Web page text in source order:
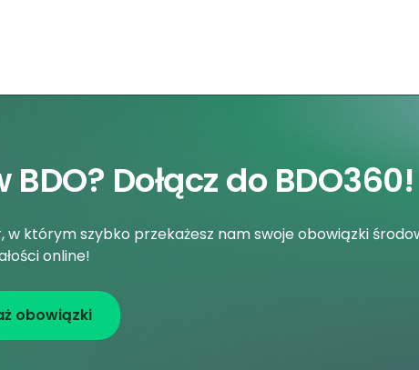
Dołącz do BDO360!
którym szybko przekażesz nam swoje obowiązki
online!
obowiązki